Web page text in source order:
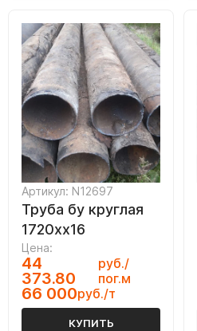
Артикул: N12697
Труба бу круглая
1720хх16
Цена:
44
373.80
руб./
пог.м
66 000руб./т
КУПИТЬ